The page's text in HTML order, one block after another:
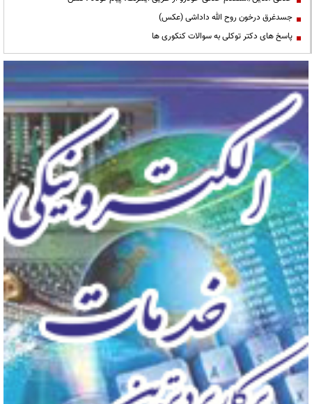
جسدغرق درخون روح الله داداشی (عکس)
پاسخ های دکتر توکلی به سوالات کنکوری ها